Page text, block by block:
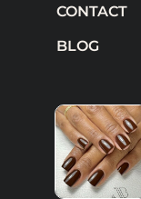
CONTACT
BLOG